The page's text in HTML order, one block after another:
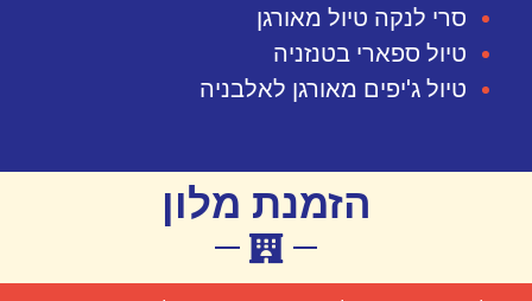
סרי לנקה טיול מאורגן
טיול ספארי בטנזניה
טיול ג'יפים מאורגן לאלבניה
הזמנת מלון